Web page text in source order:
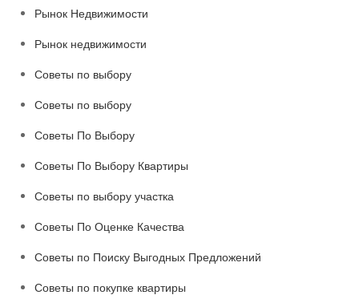
Рынок Недвижимости
Рынок недвижимости
Советы по выбору
Советы по выбору
Советы По Выбору
Советы По Выбору Квартиры
Советы по выбору участка
Советы По Оценке Качества
Советы по Поиску Выгодных Предложений
Советы по покупке квартиры